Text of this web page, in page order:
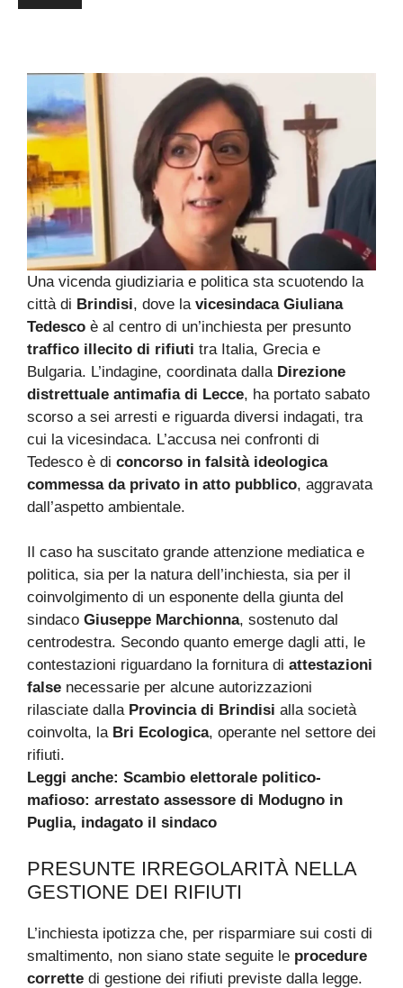
Una vicenda giudiziaria e politica sta scuotendo la
città di Brindisi, dove la vicesindaca Giuliana
Tedesco è al centro di un’inchiesta per presunto
traffico illecito di rifiuti tra Italia, Grecia e
Bulgaria. L’indagine, coordinata dalla Direzione
distrettuale antimafia di Lecce, ha portato sabato
scorso a sei arresti e riguarda diversi indagati, tra
cui la vicesindaca. L’accusa nei confronti di
Tedesco è di concorso in falsità ideologica
commessa da privato in atto pubblico, aggravata
dall’aspetto ambientale.
Il caso ha suscitato grande attenzione mediatica e
politica, sia per la natura dell’inchiesta, sia per il
coinvolgimento di un esponente della giunta del
sindaco Giuseppe Marchionna, sostenuto dal
centrodestra. Secondo quanto emerge dagli atti, le
contestazioni riguardano la fornitura di attestazioni
false necessarie per alcune autorizzazioni
rilasciate dalla Provincia di Brindisi alla società
coinvolta, la Bri Ecologica, operante nel settore dei
rifiuti.
Leggi anche: Scambio elettorale politico-
mafioso: arrestato assessore di Modugno in
Puglia, indagato il sindaco
PRESUNTE IRREGOLARITÀ NELLA
GESTIONE DEI RIFIUTI
L’inchiesta ipotizza che, per risparmiare sui costi di
smaltimento, non siano state seguite le procedure
corrette di gestione dei rifiuti previste dalla legge.